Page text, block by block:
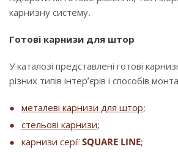
карнизну систему.
Готові карнизи для штор
У каталозі представлені готові
різних типів інтер’єрів і способів
металеві карнизи для штор;
стельові карнизи;
карнизи серії SQUARE LINE;